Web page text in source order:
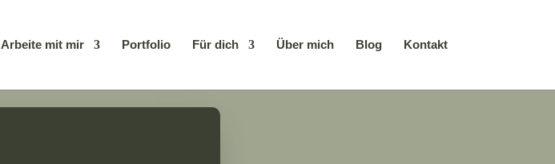
Arbeite mit mir Portfolio Für dich Über mich Blog Kontakt